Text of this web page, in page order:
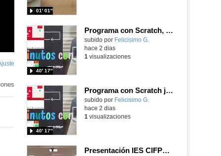
pantalla
01′ 01″
Programa con Scratch, 8 diferentes juegos para vivir la emoción de los partidos de España en el mundial 2026
Contenido educativo.
subido por Felicisimo G.
40′ 17″
hace 2 dias
1 visualizaciones
Programa con Scratch juegos con los partidos del mundial 2026 ganados por España
Contenido educativo.
subido por Felicisimo G.
40′ 17″
hace 2 dias
1 visualizaciones
Presentación IES CIFPD Ignacio Ellacuría